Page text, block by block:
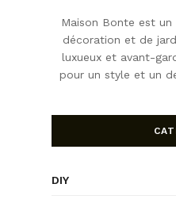
Maison Bonte est
décoration et de
luxueux et avant-
pour un style et un
DIY